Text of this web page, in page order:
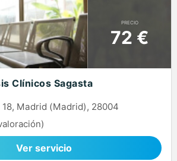
PRECIO
72 €
Clínicos Sagasta
Madrid (Madrid), 28004
Ver servicio